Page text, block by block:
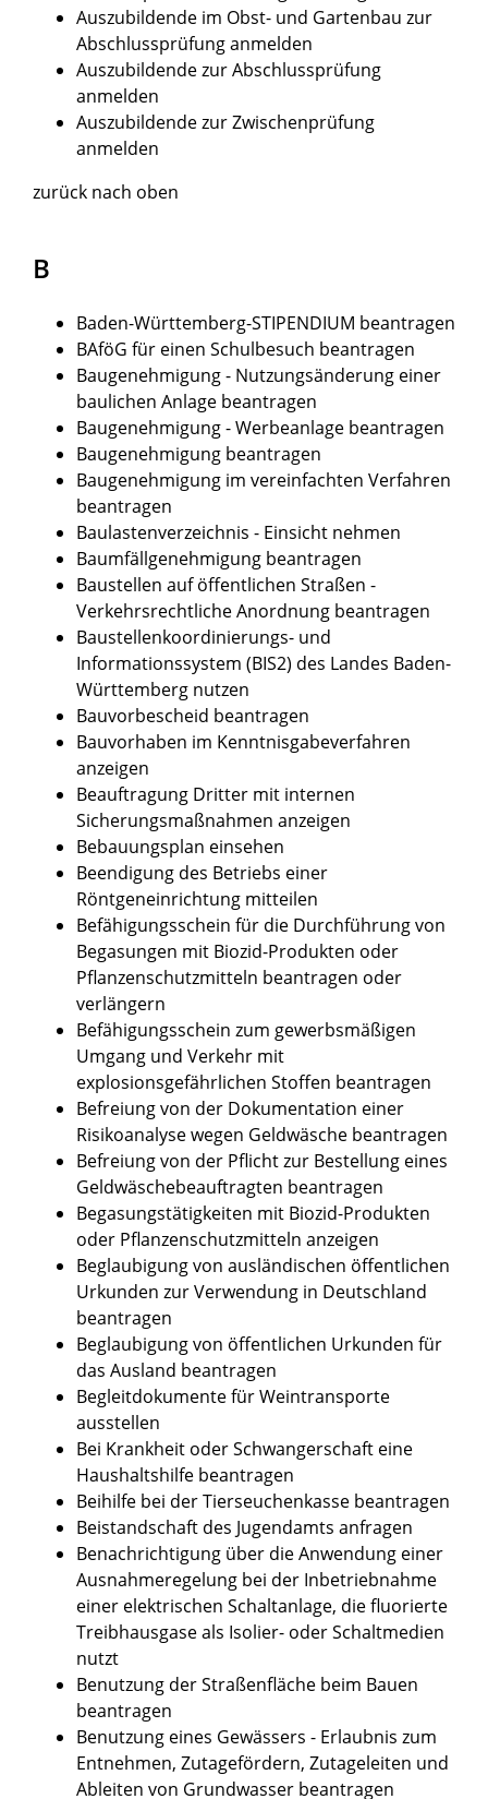
Auszubildende im Obst- und Gartenbau zur
Abschlussprüfung anmelden
Auszubildende zur Abschlussprüfung
anmelden
Auszubildende zur Zwischenprüfung
anmelden
zurück nach oben
B
Baden-Württemberg-STIPENDIUM beantragen
BAföG für einen Schulbesuch beantragen
Baugenehmigung - Nutzungsänderung einer
baulichen Anlage beantragen
Baugenehmigung - Werbeanlage beantragen
Baugenehmigung beantragen
Baugenehmigung im vereinfachten Verfahren
beantragen
Baulastenverzeichnis - Einsicht nehmen
Baumfällgenehmigung beantragen
Baustellen auf öffentlichen Straßen -
Verkehrsrechtliche Anordnung beantragen
Baustellenkoordinierungs- und
Informationssystem (BIS2) des Landes Baden-
Württemberg nutzen
Bauvorbescheid beantragen
Bauvorhaben im Kenntnisgabeverfahren
anzeigen
Beauftragung Dritter mit internen
Sicherungsmaßnahmen anzeigen
Bebauungsplan einsehen
Beendigung des Betriebs einer
Röntgeneinrichtung mitteilen
Befähigungsschein für die Durchführung von
Begasungen mit Biozid-Produkten oder
Pflanzenschutzmitteln beantragen oder
verlängern
Befähigungsschein zum gewerbsmäßigen
Umgang und Verkehr mit
explosionsgefährlichen Stoffen beantragen
Befreiung von der Dokumentation einer
Risikoanalyse wegen Geldwäsche beantragen
Befreiung von der Pflicht zur Bestellung eines
Geldwäschebeauftragten beantragen
Begasungstätigkeiten mit Biozid-Produkten
oder Pflanzenschutzmitteln anzeigen
Beglaubigung von ausländischen öffentlichen
Urkunden zur Verwendung in Deutschland
beantragen
Beglaubigung von öffentlichen Urkunden für
das Ausland beantragen
Begleitdokumente für Weintransporte
ausstellen
Bei Krankheit oder Schwangerschaft eine
Haushaltshilfe beantragen
Beihilfe bei der Tierseuchenkasse beantragen
Beistandschaft des Jugendamts anfragen
Benachrichtigung über die Anwendung einer
Ausnahmeregelung bei der Inbetriebnahme
einer elektrischen Schaltanlage, die fluorierte
Treibhausgase als Isolier- oder Schaltmedien
nutzt
Benutzung der Straßenfläche beim Bauen
beantragen
Benutzung eines Gewässers - Erlaubnis zum
Entnehmen, Zutagefördern, Zutageleiten und
Ableiten von Grundwasser beantragen